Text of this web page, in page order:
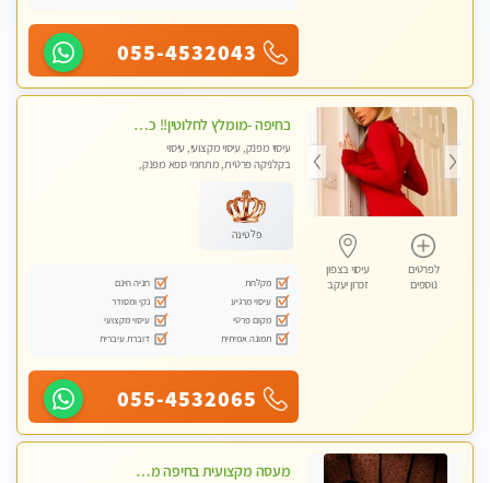
055-4532043
לפרטים
נוספים
עיסוי בצפון
זכרון יעקב
בחיפה -מומלץ לחלוטין!! כל סוגי העיסויים מעסה מקצועית ואיכותית פרטי!!!
עיסוי מפנק, עיסוי מקצועי, עיסוי
בקלניקה פרטית, מתחמי ספא מפנק,
טנטרה
פלטינה
מקלחת
חניה חינם
עיסוי מרגיע
נקי ומסודר
מקום פרטי
עיסוי מקצועי
תמונה אמיתית
דוברת עיברית
055-4532065
מעסה מקצועית בחיפה מעסה קלאסית ומפנקת להתקשר דרך - 0505750417 WhatsApp מוזמן לחוויה בלתי נשכחת!!